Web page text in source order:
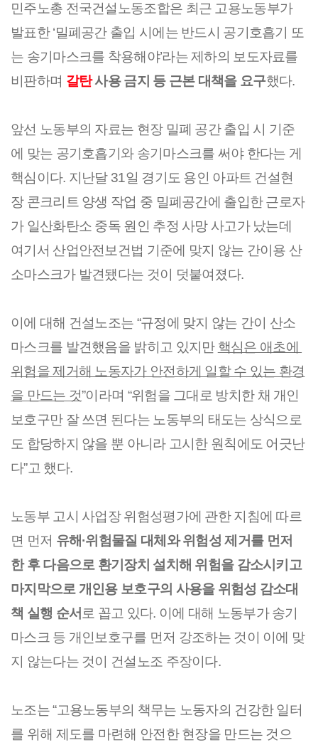
민주노총 전국건설노동조합은 최근 고용노동부가
발표한 ‘밀폐공간 출입 시에는 반드시 공기호흡기 또
는 송기마스크를 착용해야’라는 제하의 보도자료를
비판하며 갈탄 사용 금지 등 근본 대책을 요구했다.
앞선 노동부의 자료는 현장 밀폐 공간 출입 시 기준
에 맞는 공기호흡기와 송기마스크를 써야 한다는 게
핵심이다. 지난달 31일 경기도 용인 아파트 건설현
장 콘크리트 양생 작업 중 밀폐공간에 출입한 근로자
가 일산화탄소 중독 원인 추정 사망 사고가 났는데
여기서 산업안전보건법 기준에 맞지 않는 간이용 산
소마스크가 발견됐다는 것이 덧붙여졌다.
이에 대해 건설노조는 “규정에 맞지 않는 간이 산소
마스크를 발견했음을 밝히고 있지만 핵심은 애초에
위험을 제거해 노동자가 안전하게 일할 수 있는 환경
을 만드는 것”이라며 “위험을 그대로 방치한 채 개인
보호구만 잘 쓰면 된다는 노동부의 태도는 상식으로
도 합당하지 않을 뿐 아니라 고시한 원칙에도 어긋난
다”고 했다.
노동부 고시 사업장 위험성평가에 관한 지침에 따르
면 먼저 유해·위험물질 대체와 위험성 제거를 먼저
한 후 다음으로 환기장치 설치해 위험을 감소시키고
마지막으로 개인용 보호구의 사용을 위험성 감소대
책 실행 순서 로 꼽고 있다. 이에 대해 노동부가 송기
마스크 등 개인보호구를 먼저 강조하는 것이 이에 맞
지 않는다는 것이 건설노조 주장이다.
노조는 “고용노동부의 책무는 노동자의 건강한 일터
를 위해 제도를 마련해 안전한 현장을 만드는 것으